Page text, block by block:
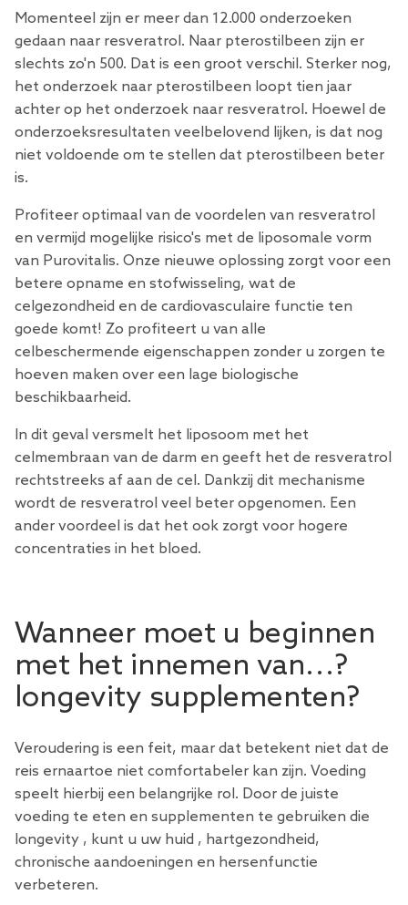
Momenteel zijn er meer dan 12.000 onderzoeken
gedaan naar resveratrol. Naar pterostilbeen zijn er
slechts zo'n 500. Dat is een groot verschil. Sterker nog,
het onderzoek naar pterostilbeen loopt tien jaar
achter op het onderzoek naar resveratrol. Hoewel de
onderzoeksresultaten veelbelovend lijken, is dat nog
niet voldoende om te stellen dat pterostilbeen beter
is.
Profiteer optimaal van de voordelen van resveratrol
en vermijd mogelijke risico's met de liposomale vorm
van Purovitalis. Onze nieuwe oplossing zorgt voor een
betere opname en stofwisseling, wat de
celgezondheid en de cardiovasculaire functie ten
goede komt! Zo profiteert u van alle
celbeschermende eigenschappen zonder u zorgen te
hoeven maken over een lage biologische
beschikbaarheid.
In dit geval versmelt het liposoom met het
celmembraan van de darm en geeft het de resveratrol
rechtstreeks af aan de cel. Dankzij dit mechanisme
wordt de resveratrol veel beter opgenomen. Een
ander voordeel is dat het ook zorgt voor hogere
concentraties in het bloed.
Wanneer moet u beginnen
met het innemen van...?
longevity supplementen?
Veroudering is een feit, maar dat betekent niet dat de
reis ernaartoe niet comfortabeler kan zijn. Voeding
speelt hierbij een belangrijke rol. Door de juiste
voeding te eten en supplementen te gebruiken die
longevity , kunt u uw huid , hartgezondheid,
chronische aandoeningen en hersenfunctie
verbeteren.